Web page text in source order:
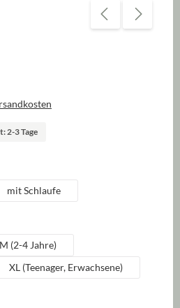
2-3 Tage
mit Schlaufe
M (2-4 Jahre)
XL (Teenager, Erwachsene)